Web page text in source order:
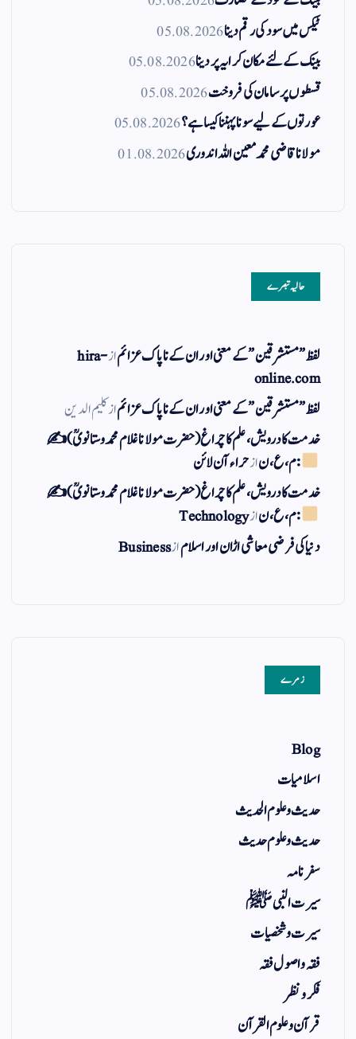
ٹیکس میں سود کی رقم دینا05.08.2026
بینک کے لئے مکان کرایہ پر دینا05.08.2026
قسطوں پر سامان کی فروخت05.08.2026
عورتوں کے لیے سونا پہننا کیسا ہے؟05.08.2026
مولانا قاضی محمد معین اللہ اندوری01.08.2026
حالیہ تبصرے
لفظ ” مستشرقین ” کے معنی اور ان کے نا پاک عزائمازhira-
online.com
لفظ ” مستشرقین ” کے معنی اور ان کے نا پاک عزائمازکلیم الدین
خدمت کا درویش، علم کا چراغ(حضرت مولانا غلام محمد وستانویؒ)✍
: م ، ع ، نازحراء آن لائن
خدمت کا درویش، علم کا چراغ(حضرت مولانا غلام محمد وستانویؒ)✍
: م ، ع ، نازTechnology
دنیا کی فرضی معاشی اڑان اور اسلامازBusiness
زمرے
Blog
اسلامیات
حدیث و علوم الحدیث
حدیث و علوم حدیث
سفر نامہ
سیرت النبی ﷺ
سیرت و شخصیات
فقہ و اصول فقہ
فکر و نظر
قرآن و علوم القرآن